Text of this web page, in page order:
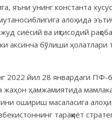
яъни унинг константа
алоҳида
сиёсий ва иқтисодий
аксинча бўлиши
2022 йил 28 январдаги
жаҳон ҳамжамиятида
ошириш масаласига
тараққиёт